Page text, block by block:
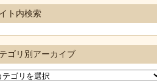
ト内検索
ゴリ別アーカイブ